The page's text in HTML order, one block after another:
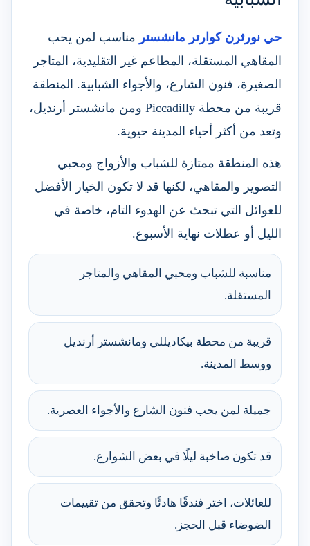
حي نورثرن كوارتر مانشستر مناسب لمن يحب
المقاهي المستقلة، المطاعم غير التقليدية، المتاجر
الصغيرة، فنون الشارع، والأجواء الشبابية. المنطقة
قريبة من محطة Piccadilly ومن مانشستر أرنديل،
وتعد من أكثر أحياء المدينة حيوية.
هذه المنطقة ممتازة للشباب والأزواج ومحبي
التصوير والمقاهي، لكنها قد لا تكون الخيار الأفضل
للعوائل التي تبحث عن الهدوء التام، خاصة في
الليل أو عطلات نهاية الأسبوع.
مناسبة للشباب ومحبي المقاهي والمتاجر
المستقلة.
قريبة من محطة بيكاديللي ومانشستر أرنديل
ووسط المدينة.
جميلة لمن يحب فنون الشارع والأجواء العصرية.
قد تكون صاخبة ليلًا في بعض الشوارع.
للعائلات، اختر فندقًا هادئًا وتحقق من تقييمات
الضوضاء قبل الحجز.